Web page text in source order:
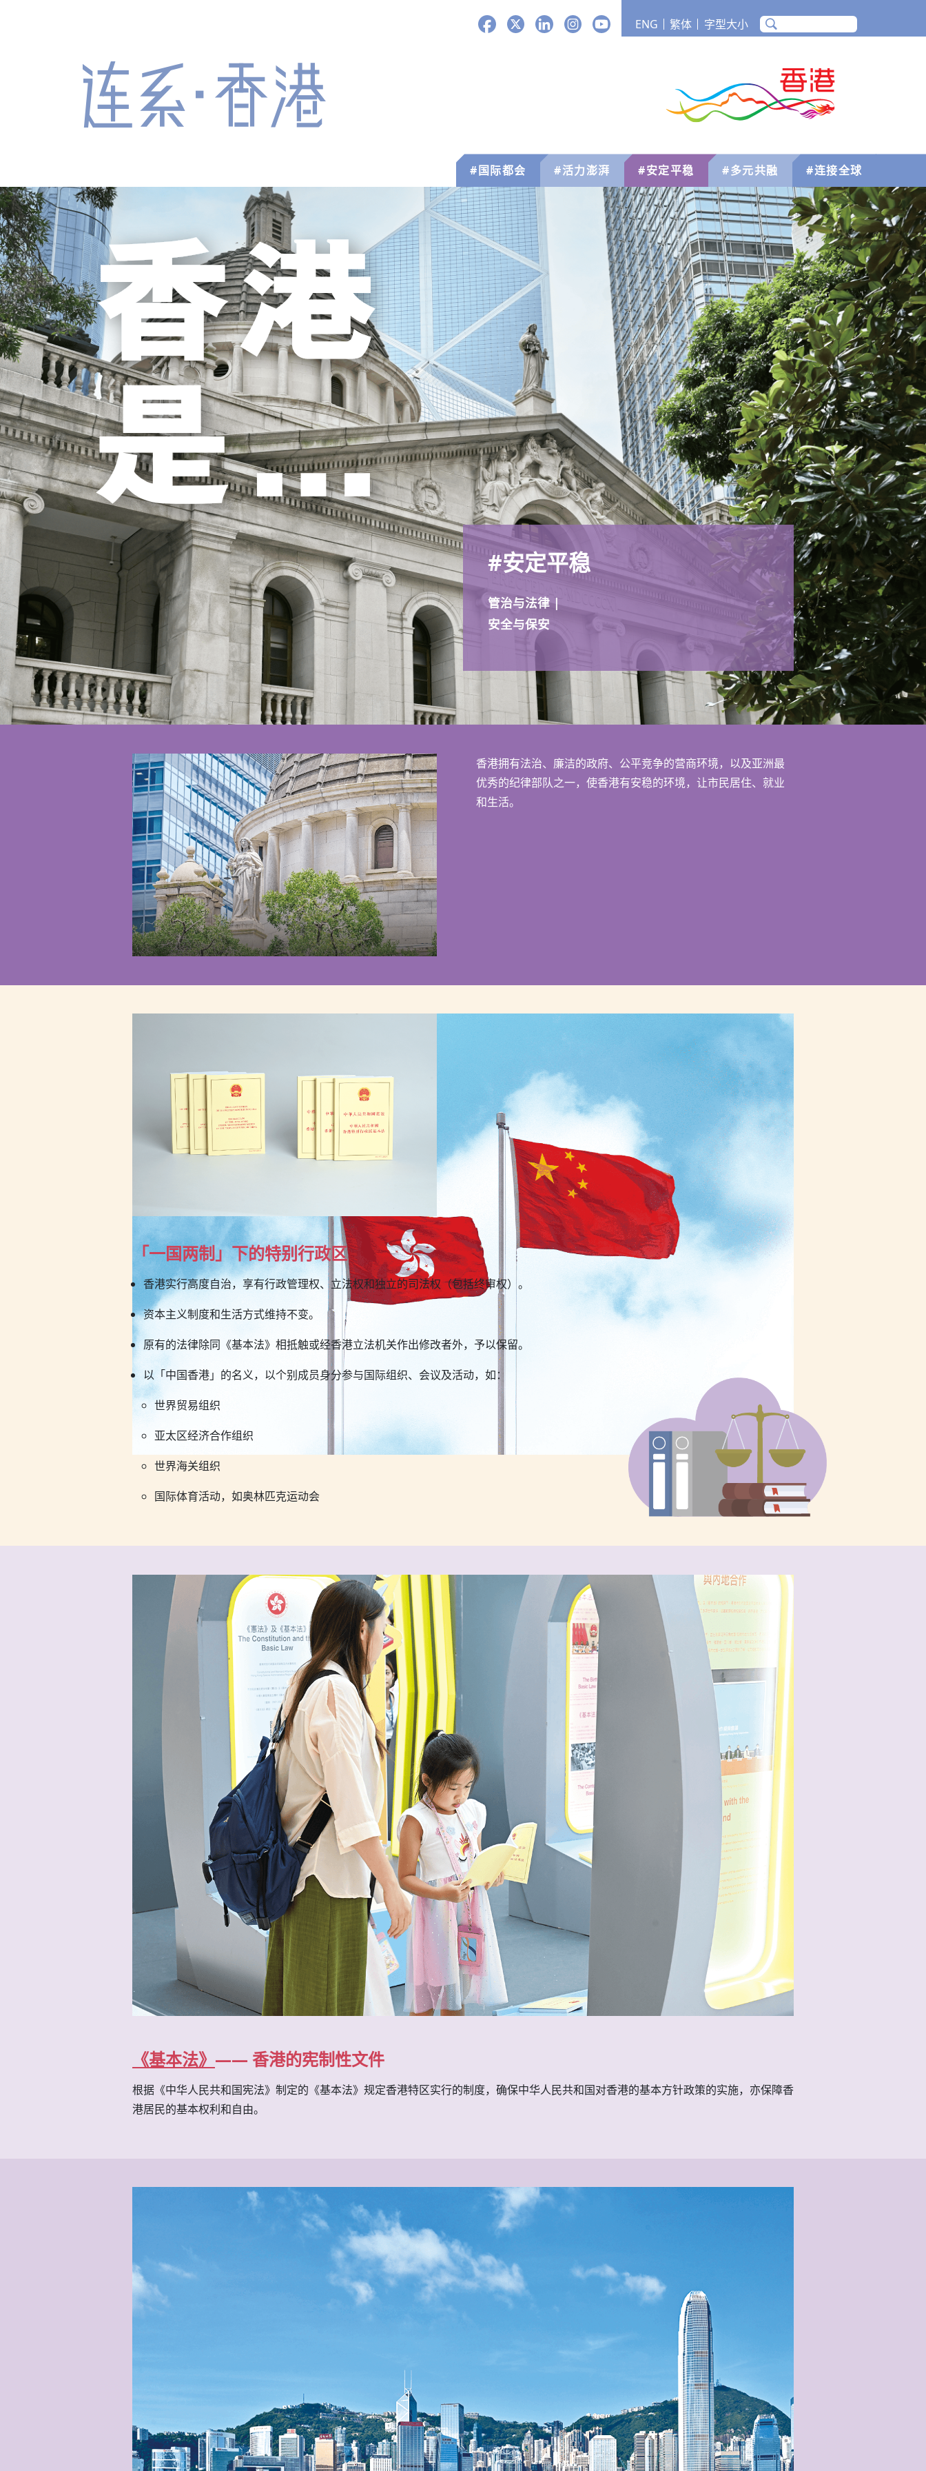
#国际都会
#活力澎湃 #安定平稳 #多元共融 #连接全球
ENG 繁体
字型大小
#安定平稳
#安定平稳
管治与法律 |
安全与保安
香港拥有法治、廉洁的政府、公平竞争的营商环境，以及亚洲最
优秀的纪律部队之一，使香港有安稳的环境，让市民居住、就业
和生活。
「一国两制」下的特别行政区
香港实行高度自治，享有行政管理权、立法权和独立的司法权（包括终审权）。
资本主义制度和生活方式维持不变。
原有的法律除同《基本法》相抵触或经香港立法机关作出修改者外，予以保留。
以「中国香港」的名义，以个别成员身分参与国际组织、会议及活动，如：
世界贸易组织
亚太区经济合作组织
世界海关组织
国际体育活动，如奥林匹克运动会
《基本法》 —— 香港的宪制性文件
根据《中华人民共和国宪法》制定的《基本法》规定香港特区实行的制度，确保中华人民共和国对香港的基本方针政策的实施，亦保障香
港居民的基本权利和自由。